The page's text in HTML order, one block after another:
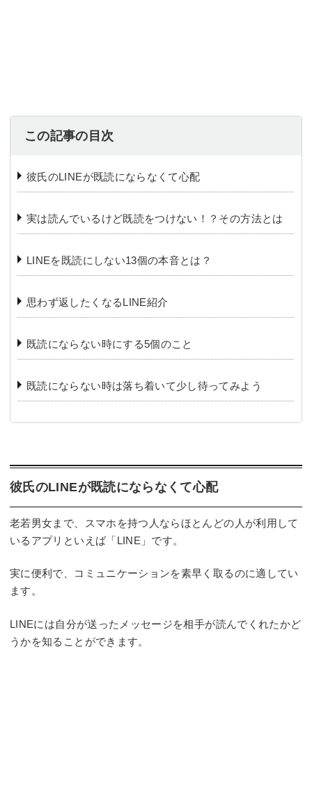
この記事の目次
彼氏のLINEが既読にならなくて心配
実は読んでいるけど既読をつけない！？その方法とは
LINEを既読にしない13個の本音とは？
思わず返したくなるLINE紹介
既読にならない時にする5個のこと
既読にならない時は落ち着いて少し待ってみよう
彼氏のLINEが既読にならなくて心配
老若男女まで、スマホを持つ人ならほとんどの人が利用して
いるアプリといえば「LINE」です。
実に便利で、コミュニケーションを素早く取るのに適してい
ます。
LINEには自分が送ったメッセージを相手が読んでくれたかど
うかを知ることができます。